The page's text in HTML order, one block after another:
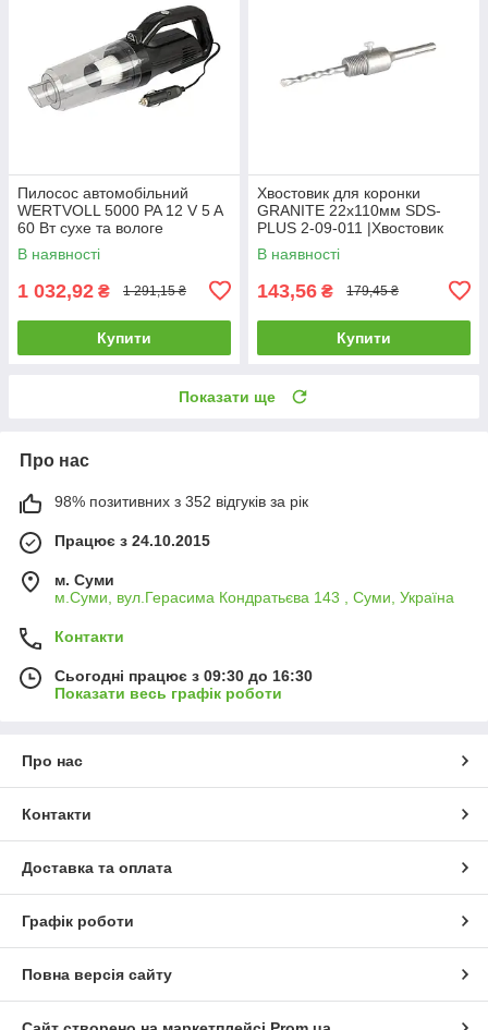
Пилосос автомобільний
WERTVOLL 5000 PA 12 V 5 A
60 Вт сухе та вологе
прибирання сумка AC-5000 |
Пылесос автомобильный
В наявності
1 032,92 ₴ 1 291,15 ₴
Купити
Хвостовик для коронки
GRANITE 22х110мм SDS-
PLUS 2-09-011 |Хвостовик
для коронки GRANITE
22х110мм SDS-PLUS 2-09-
В наявності
143,56 ₴ 179,45 ₴
Купити
Показати ще
Про нас
98% позитивних з 352 відгуків за рік
Працює з 24.10.2015
м. Суми
м.Суми, вул.Герасима Кондратьєва 143 , Суми, Україна
Контакти
Сьогодні працює з 09:30 до 16:30
Показати весь графік роботи
Про нас
Контакти
Доставка та оплата
Графік роботи
Повна версія сайту